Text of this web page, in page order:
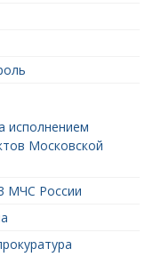
исполнением
Московской
МЧС России